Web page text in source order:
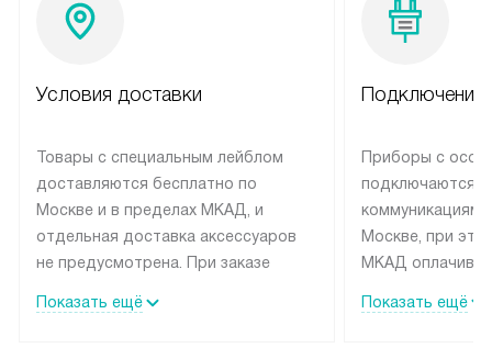
Условия доставки
Товары с специальным лейблом
доставляются бесплатно по
Москве и в пределах МКАД, и
отдельная доставка аксессуаров
не предусмотрена. При заказе
рекомендуем обсудить с
Показать ещё
Подключение
Приборы с
подключаются к
коммуникациям
Москве, при
МКАД
партнера
Показать ещё